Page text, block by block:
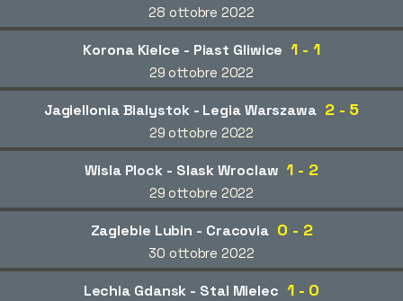
28 ottobre 2022
Korona Kielce - Piast Gliwice 1 - 1
29 ottobre 2022
Jagiellonia Bialystok - Legia Warszawa 2 - 5
29 ottobre 2022
Wisla Plock - Slask Wroclaw 1 - 2
29 ottobre 2022
Zaglebie Lubin - Cracovia 0 - 2
30 ottobre 2022
Lechia Gdansk - Stal Mielec 1 - 0